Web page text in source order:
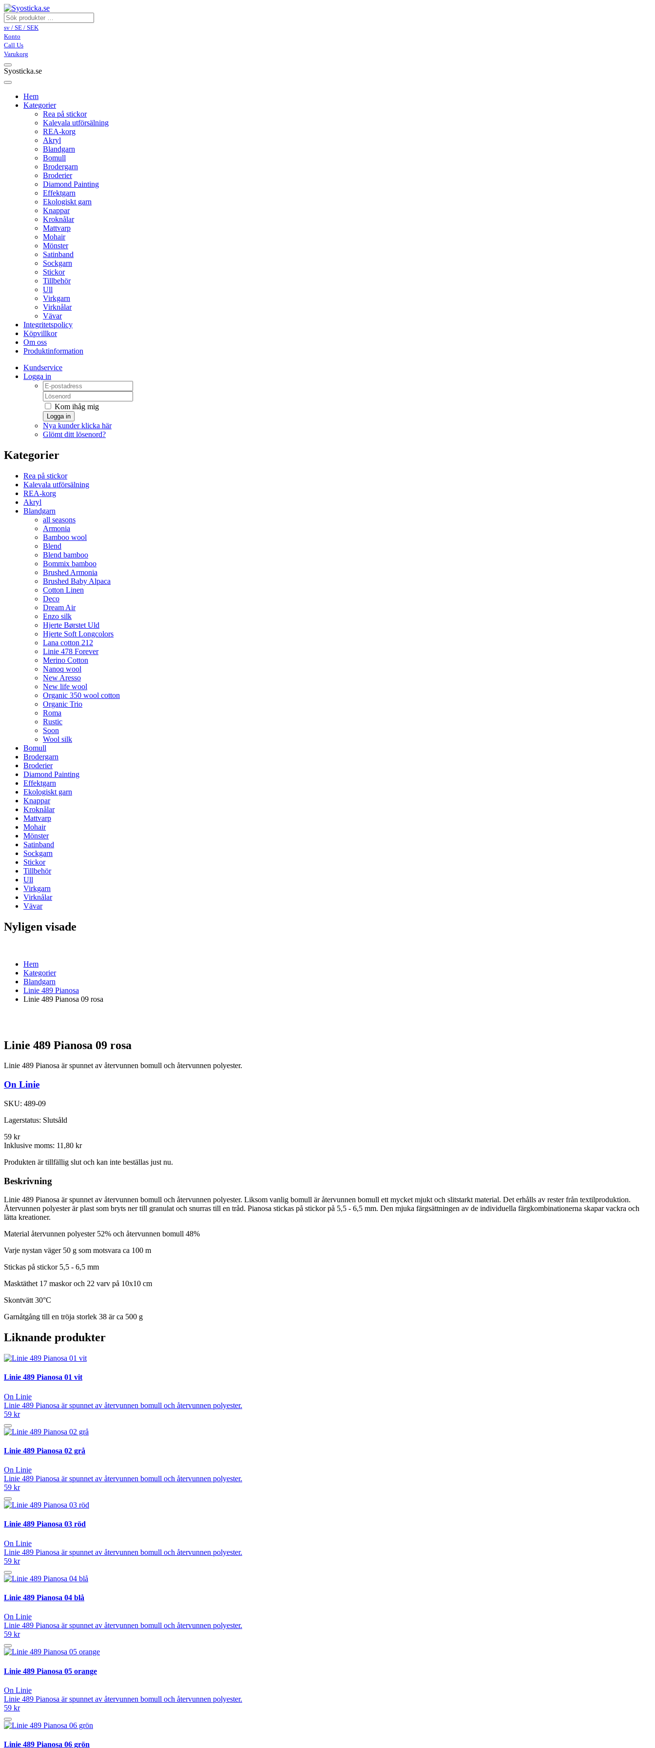
sv / SE / SEK
Konto
Call Us
Varukorg
Syosticka.se
Hem
Kategorier
Rea på stickor
Kalevala utförsälning
REA-korg
Akryl
Blandgarn
Bomull
Brodergarn
Broderier
Diamond Painting
Effektgarn
Ekologiskt garn
Knappar
Kroknålar
Mattvarp
Mohair
Mönster
Satinband
Sockgarn
Stickor
Tillbehör
Ull
Virkgarn
Virknålar
Vävar
Integritetspolicy
Köpvillkor
Om oss
Produktinformation
Kundservice
Logga in
Kom ihåg mig
Logga in
Nya kunder klicka här
Glömt ditt lösenord?
Kategorier
Rea på stickor
Kalevala utförsälning
REA-korg
Akryl
Blandgarn
all seasons
Armonia
Bamboo wool
Blend
Blend bamboo
Bommix bamboo
Brushed Armonia
Brushed Baby Alpaca
Cotton Linen
Deco
Dream Air
Enzo silk
Hjerte Børstet Uld
Hjerte Soft Longcolors
Lana cotton 212
Linie 478 Forever
Merino Cotton
Nanoq wool
New Aresso
New life wool
Organic 350 wool cotton
Organic Trio
Roma
Rustic
Soon
Wool silk
Bomull
Brodergarn
Broderier
Diamond Painting
Effektgarn
Ekologiskt garn
Knappar
Kroknålar
Mattvarp
Mohair
Mönster
Satinband
Sockgarn
Stickor
Tillbehör
Ull
Virkgarn
Virknålar
Vävar
Nyligen visade
Hem
Kategorier
Blandgarn
Linie 489 Pianosa
Linie 489 Pianosa 09 rosa
Linie 489 Pianosa 09 rosa
Linie 489 Pianosa är spunnet av återvunnen bomull och återvunnen polyester.
On Linie
SKU: 489-09
Lagerstatus: Slutsåld
59 kr
Inklusive moms: 11,80 kr
Produkten är tillfällig slut och kan inte beställas just nu.
Beskrivning
Linie 489 Pianosa är spunnet av återvunnen bomull och återvunnen polyester. Liksom vanlig bomull är återvunnen bomull ett mycket mjukt och slitstarkt material. Det erhålls av rester från textilproduktion.
Återvunnen polyester är plast som bryts ner till granulat och snurras till en tråd. Pianosa stickas på stickor på 5,5 - 6,5 mm. Den mjuka färgsättningen av de individuella färgkombinationerna skapar vackra och
lätta kreationer.
Material återvunnen polyester 52% och återvunnen bomull 48%
Varje nystan väger 50 g som motsvara ca 100 m
Stickas på stickor 5,5 - 6,5 mm
Masktäthet 17 maskor och 22 varv på 10x10 cm
Skontvätt 30°C
Garnåtgång till en tröja storlek 38 är ca 500 g
Liknande produkter
Linie 489 Pianosa 01 vit
On Linie
Linie 489 Pianosa är spunnet av återvunnen bomull och återvunnen polyester.
59 kr
Linie 489 Pianosa 02 grå
On Linie
Linie 489 Pianosa är spunnet av återvunnen bomull och återvunnen polyester.
59 kr
Linie 489 Pianosa 03 röd
On Linie
Linie 489 Pianosa är spunnet av återvunnen bomull och återvunnen polyester.
59 kr
Linie 489 Pianosa 04 blå
On Linie
Linie 489 Pianosa är spunnet av återvunnen bomull och återvunnen polyester.
59 kr
Linie 489 Pianosa 05 orange
On Linie
Linie 489 Pianosa är spunnet av återvunnen bomull och återvunnen polyester.
59 kr
Linie 489 Pianosa 06 grön